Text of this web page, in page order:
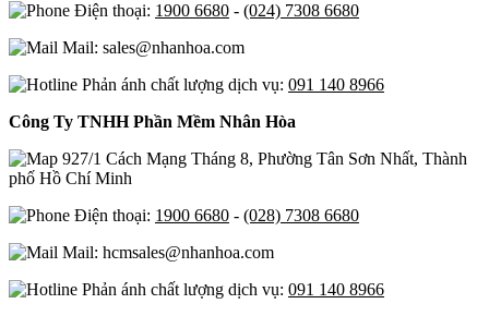
Điện thoại: 1900 6680 - (024) 7308 6680
Mail: sales@nhanhoa.com
Phản ánh chất lượng dịch vụ: 091 140 8966
Công Ty TNHH Phần Mềm Nhân Hòa
927/1 Cách Mạng Tháng 8, Phường Tân Sơn Nhất, Thành
phố Hồ Chí Minh
Điện thoại: 1900 6680 - (028) 7308 6680
Mail: hcmsales@nhanhoa.com
Phản ánh chất lượng dịch vụ: 091 140 8966